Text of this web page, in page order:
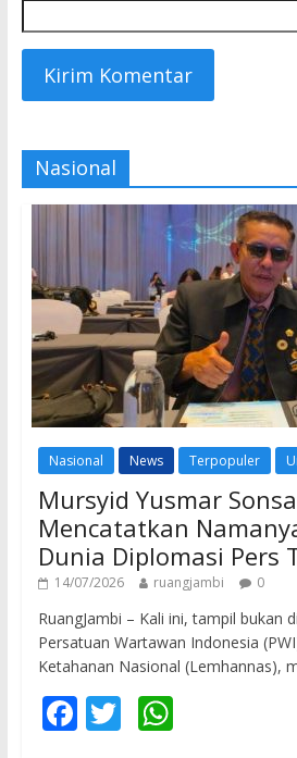
Nasional
Nasional News Terpopuler
Mursyid Yusmar
Mencatatkan
Dunia Diplomasi Pers
14/07/2026 ruangjambi 0
RuangJambi – Kali ini, tampil bukan
Persatuan Wartawan Indonesia
Ketahanan Nasional (Lemhannas),
F T W